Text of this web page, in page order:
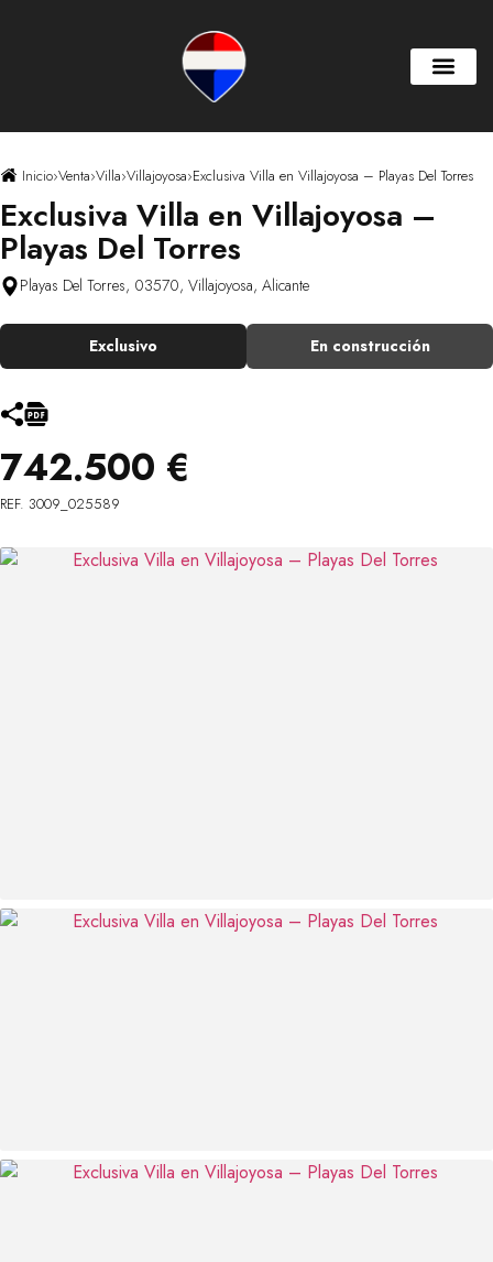
Inicio›Venta›Villa›Villajoyosa›Exclusiva Villa en Villajoyosa – Playas Del Torres
Exclusiva Villa en Villajoyosa –
Playas Del Torres
Playas Del Torres, 03570, Villajoyosa, Alicante
Exclusivo En construcción
742.500 €
REF. 3009_025589